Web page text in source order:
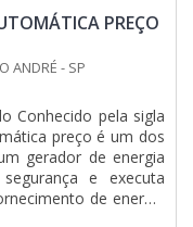
PREÇO
ANDRÉ - SP
Conhecido pela sigla
preço é um dos
gerador de energia
e executa
de energia